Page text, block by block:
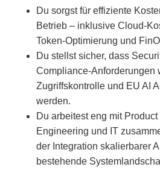
Du sorgst für effiziente
Betrieb – inklusive Cloud-
Token-Optimierung und
Du stellst sicher, dass
Compliance-Anforderungen
Zugriffskontrolle und EU AI
werden.
Du arbeitest eng mit
Engineering und IT
der Integration skalierbarer
bestehende